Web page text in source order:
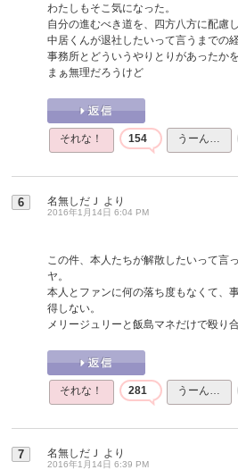
わたしもそこ気になった。
自分の進むべき道を、四方八方に配慮
中居くんが退社したいって言うまでの経
事務所とどういうやりとりがあったか
まぁ無理だろうけど
それな！ 154 うーん…
6 名無しだＪ より
2016年1月14日 6:04 PM
この件、本人たちが解散したいって言
ヤ。
本人とファンに何の落ち度もなくて、
得しない。
メリージュリーと飯島マネだけで殴り
それな！ 281 うーん…
7 名無しだＪ より
2016年1月14日 6:39 PM